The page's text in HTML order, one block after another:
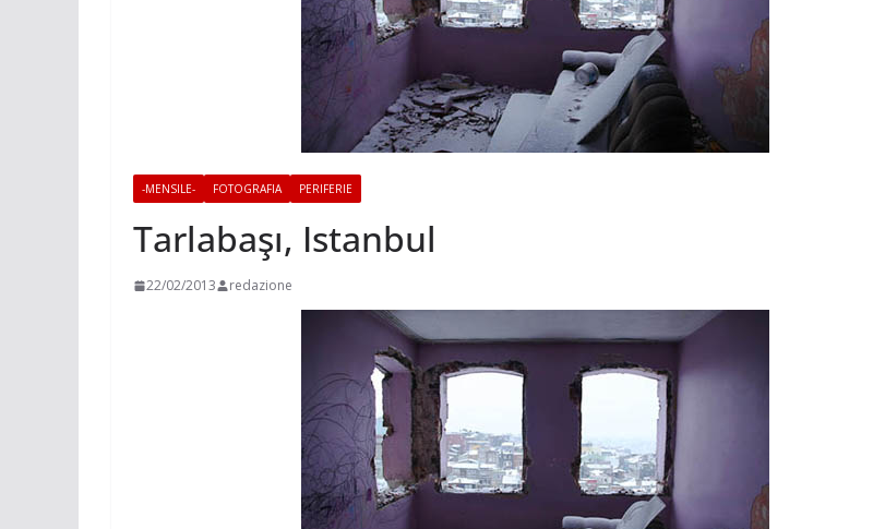
-MENSILE- FOTOGRAFIA PERIFERIE
Tarlabaşı, Istanbul
22/02/2013 redazione